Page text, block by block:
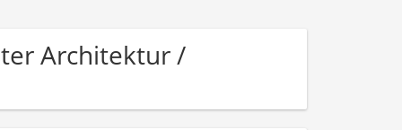
Architektur /